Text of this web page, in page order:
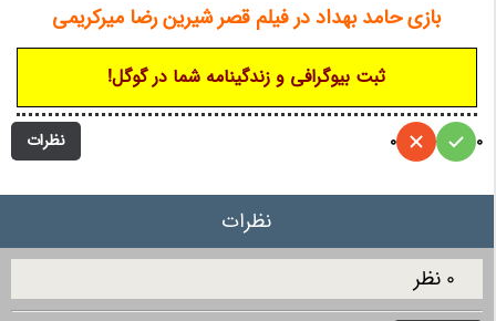
بازی حامد بهداد در فیلم قصر شیرین رضا میرکریمی
ثبت بیوگرافی و زندگینامه شما در گوگل!
نظرات 0
0
نظرات
0 نظر